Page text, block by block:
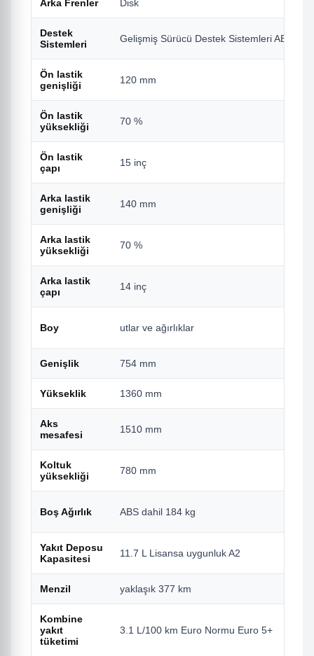
Arka Frenler Disk
Destek
Sistemleri
Gelişmiş Sürücü Destek Sistemleri ABS,
Ön lastik
genişliği
120 mm
Ön lastik
yüksekliği
70 %
Ön lastik
çapı
15 inç
Arka lastik
genişliği
140 mm
Arka lastik
yüksekliği
70 %
Arka lastik
çapı
14 inç
Boy utlar ve ağırlıklar
Genişlik 754 mm
Yükseklik 1360 mm
Aks
mesafesi
1510 mm
Koltuk
yüksekliği
780 mm
Boş Ağırlık ABS dahil 184 kg
Yakıt Deposu
Kapasitesi
11.7 L Lisansa uygunluk A2
Menzil yaklaşık 377 km
Kombine
yakıt
tüketimi
3.1 L/100 km Euro Normu Euro 5+